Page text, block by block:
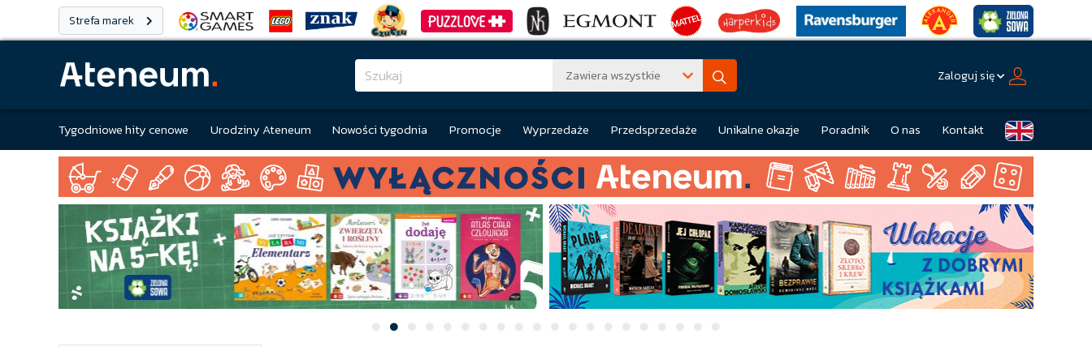
Strefa marek
Zawiera wszystkie Zaloguj się
Tygodniowe hity cenowe Urodziny Ateneum Nowości tygodnia Promocje Wyprzedaże Przedsprzedaże Unikalne okazje Poradnik O nas Kontakt